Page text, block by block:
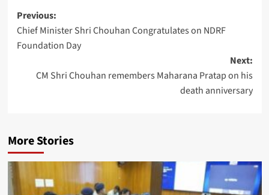
Post
navigation
Previous:
Chief Minister Shri Chouhan Congratulates on NDRF
Foundation Day
Next:
CM Shri Chouhan remembers Maharana Pratap on his
death anniversary
More Stories